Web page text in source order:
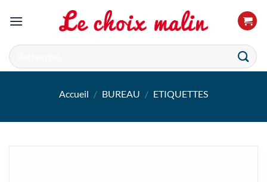
Recherche
pour :
Accueil / BUREAU / ETIQUETTES